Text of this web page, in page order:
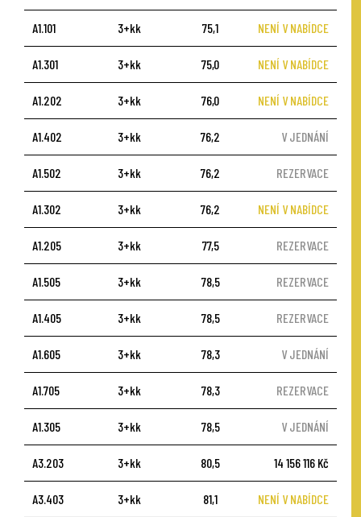
A1.101 3+kk 75,1 NENÍ V NABÍDCE
A1.301 3+kk 75,0 NENÍ V NABÍDCE
A1.202 3+kk 76,0 NENÍ V NABÍDCE
A1.402 3+kk 76,2 V JEDNÁNÍ
A1.502 3+kk 76,2 REZERVACE
A1.302 3+kk 76,2 NENÍ V NABÍDCE
A1.205 3+kk 77,5 REZERVACE
A1.505 3+kk 78,5 REZERVACE
A1.405 3+kk 78,5 REZERVACE
A1.605 3+kk 78,3 V JEDNÁNÍ
A1.705 3+kk 78,3 REZERVACE
A1.305 3+kk 78,5 V JEDNÁNÍ
A3.203 3+kk 80,5 14 156 116 Kč
A3.403 3+kk 81,1 NENÍ V NABÍDCE